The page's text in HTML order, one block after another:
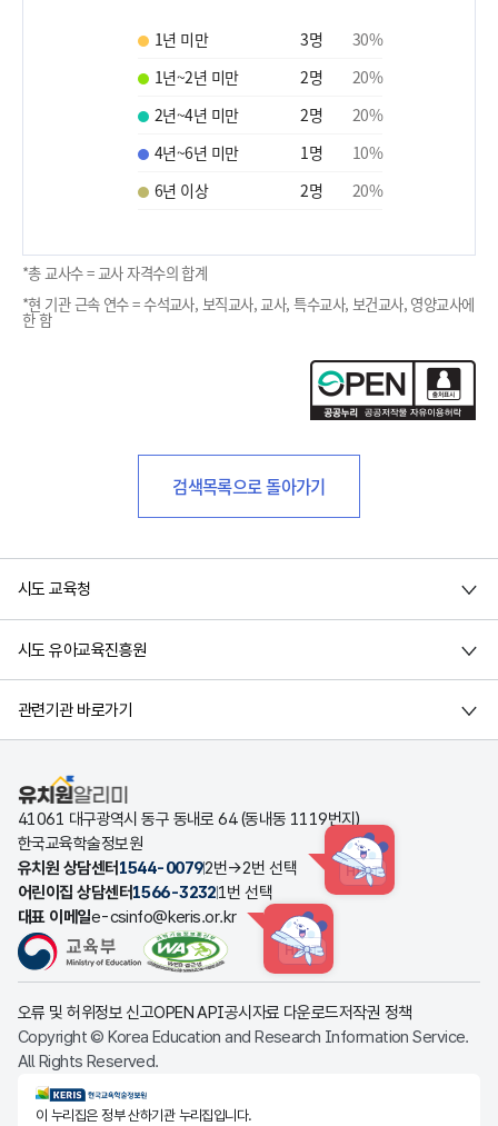
1년 미만 3명 30%
1년~2년 미만
2명 20%
2년~4년 미만
2명 20%
4년~6년 미만
1명 10%
6년 이상
2명 20%
*총 교사수 = 교사 자격수의 합계
*현 기관 근속 연수 = 수석교사, 보직교사, 교사, 특수교사, 보건교사, 영양교사에
한 함
검색목록으로 돌아가기
시도 교육청
시도 유아교육진흥원
관련기관 바로가기
유치원알리미
41061 대구광역시 동구 동내로 64 (동내동 1119번지)
한국교육학술정보원
유치원 상담센터 1544-00792번→2번 선택 HINT
어린이집 상담센터1566-32321번 선택
대표 이메일e-csinfo@keris.or.kr
HINT
오류 및 허위정보 신고OPEN API공시자료 다운로드저작권 정책
Copyright © Korea Education and Research Information Service.
All Rights Reserved.
KERIS한국교육학술정보원
이 누리집은 정부 산하기관 누리집입니다.